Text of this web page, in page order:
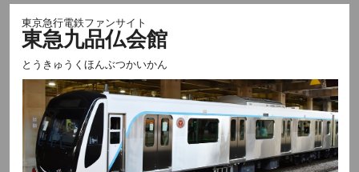
東京急行電鉄ファンサイト
東急九品仏会館
とうきゅうくほんぶつかいかん